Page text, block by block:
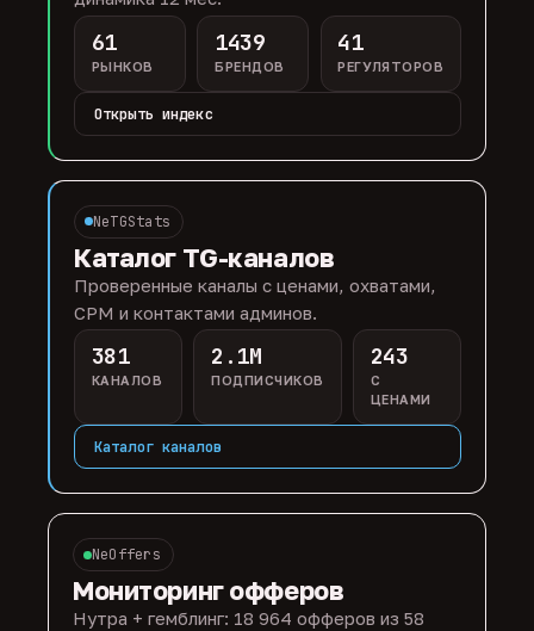
61
РЫНКОВ
1439
БРЕНДОВ
41
РЕГУЛЯТОРОВ
Открыть индекс
NeTGStats
Каталог TG-каналов
Проверенные каналы с ценами, охватами,
CPM и контактами админов.
381
КАНАЛОВ
2.1M
ПОДПИСЧИКОВ
243
С
ЦЕНАМИ
Каталог каналов
NeOffers
Мониторинг офферов
Нутра + гемблинг: 18 964 офферов из 58